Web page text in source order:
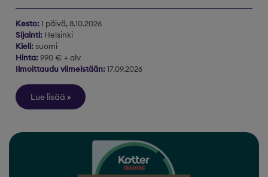
Kesto:1 päivä, 8.10.2026
Sijainti: Helsinki
Kieli:suomi
Hinta:990 € + alv
Ilmoittaudu viimeistään:17.09.2026
Lue lisää